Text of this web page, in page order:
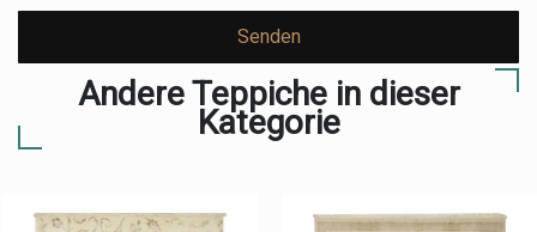
Senden
Andere Teppiche in dieser
Kategorie